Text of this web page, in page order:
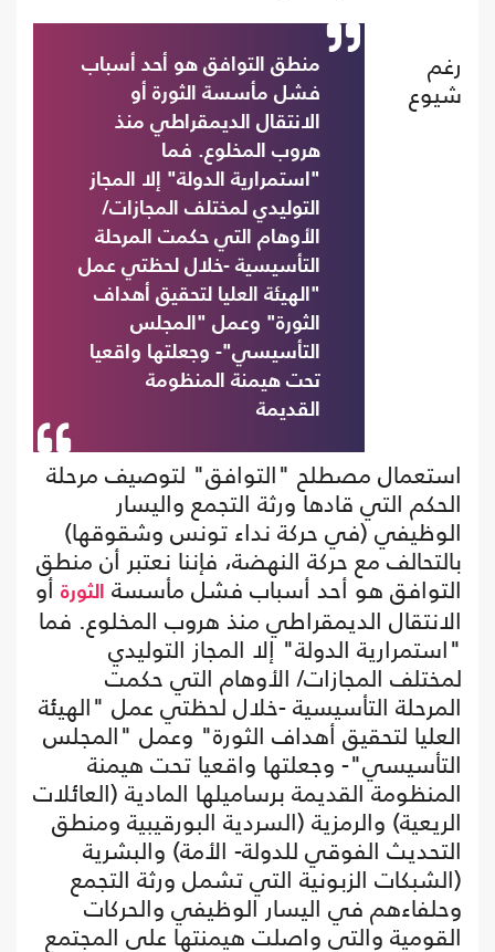
منطق التوافق هو أحد أسباب
فشل مأسسة الثورة أو
الانتقال الديمقراطي منذ
هروب المخلوع. فما
"استمرارية الدولة" إلا المجاز
التوليدي لمختلف المجازات/
الأوهام التي حكمت المرحلة
التأسيسية -خلال لحظتي عمل
"الهيئة العليا لتحقيق أهداف
الثورة" وعمل "المجلس
التأسيسي"- وجعلتها واقعيا
تحت هيمنة المنظومة
القديمة
رغم
شيوع
استعمال مصطلح "التوافق" لتوصيف مرحلة
الحكم التي قادها ورثة التجمع واليسار
الوظيفي (في حركة نداء تونس وشقوقها)
بالتحالف مع حركة النهضة، فإننا نعتبر أن منطق
التوافق هو أحد أسباب فشل مأسسة الثورة أو
الانتقال الديمقراطي منذ هروب المخلوع. فما
"استمرارية الدولة" إلا المجاز التوليدي
لمختلف المجازات/ الأوهام التي حكمت
المرحلة التأسيسية -خلال لحظتي عمل "الهيئة
العليا لتحقيق أهداف الثورة" وعمل "المجلس
التأسيسي"- وجعلتها واقعيا تحت هيمنة
المنظومة القديمة برساميلها المادية (العائلات
الريعية) والرمزية (السردية البورقيبية ومنطق
التحديث الفوقي للدولة- الأمة) والبشرية
(الشبكات الزبونية التي تشمل ورثة التجمع
وحلفاءهم في اليسار الوظيفي والحركات
القومية والتي واصلت هيمنتها على المجتمع